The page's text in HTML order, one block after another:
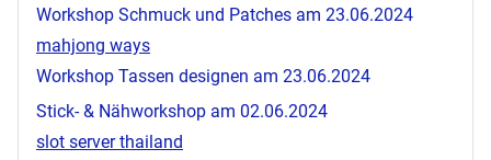
Workshop Schmuck und Patches am 23.06.2024
mahjong ways
Workshop Tassen designen am 23.06.2024
Stick- & Nähworkshop am 02.06.2024
slot server thailand